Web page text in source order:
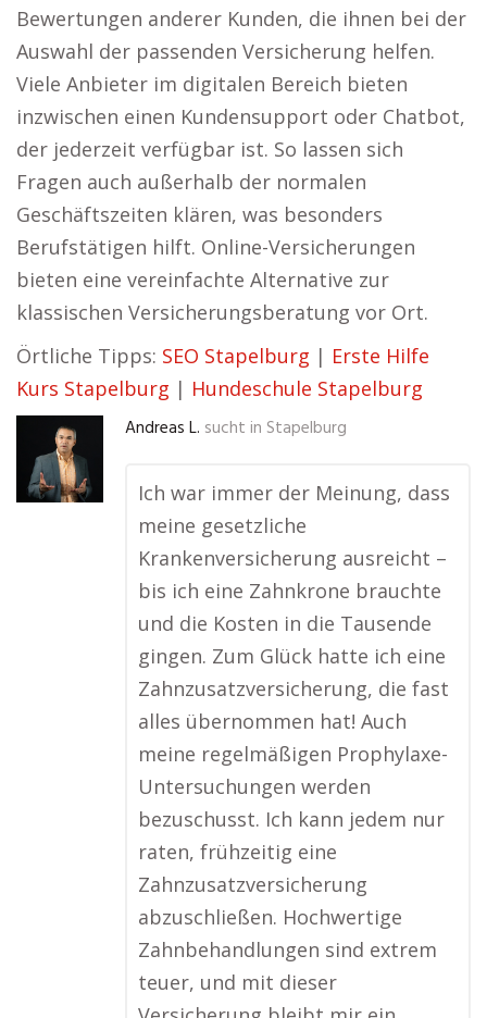
Bewertungen anderer Kunden, die ihnen bei der
Auswahl der passenden Versicherung helfen.
Viele Anbieter im digitalen Bereich bieten
inzwischen einen Kundensupport oder Chatbot,
der jederzeit verfügbar ist. So lassen sich
Fragen auch außerhalb der normalen
Geschäftszeiten klären, was besonders
Berufstätigen hilft. Online-Versicherungen
bieten eine vereinfachte Alternative zur
klassischen Versicherungsberatung vor Ort.
Örtliche Tipps: SEO Stapelburg | Erste Hilfe
Kurs Stapelburg | Hundeschule Stapelburg
Andreas L. sucht in Stapelburg
Ich war immer der Meinung, dass
meine gesetzliche
Krankenversicherung ausreicht –
bis ich eine Zahnkrone brauchte
und die Kosten in die Tausende
gingen. Zum Glück hatte ich eine
Zahnzusatzversicherung, die fast
alles übernommen hat! Auch
meine regelmäßigen Prophylaxe-
Untersuchungen werden
bezuschusst. Ich kann jedem nur
raten, frühzeitig eine
Zahnzusatzversicherung
abzuschließen. Hochwertige
Zahnbehandlungen sind extrem
teuer, und mit dieser